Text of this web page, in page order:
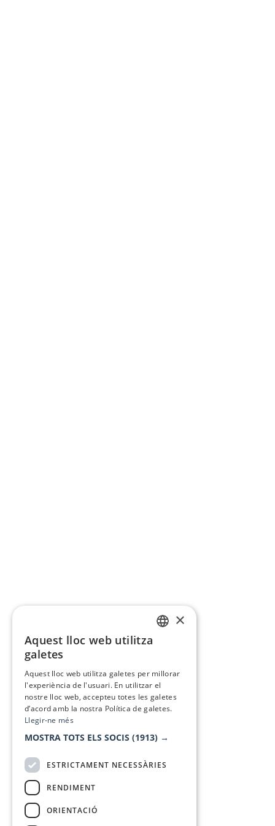
×
Aquest lloc web utilitza
galetes
Aquest lloc web utilitza galetes per millorar
l'experiència de l'usuari. En utilitzar el
nostre lloc web, accepteu totes les galetes
d’acord amb la nostra Política de galetes.
Llegir-ne més
MOSTRA TOTS ELS SOCIS (1913) →
ESTRICTAMENT NECESSÀRIES
RENDIMENT
ORIENTACIÓ